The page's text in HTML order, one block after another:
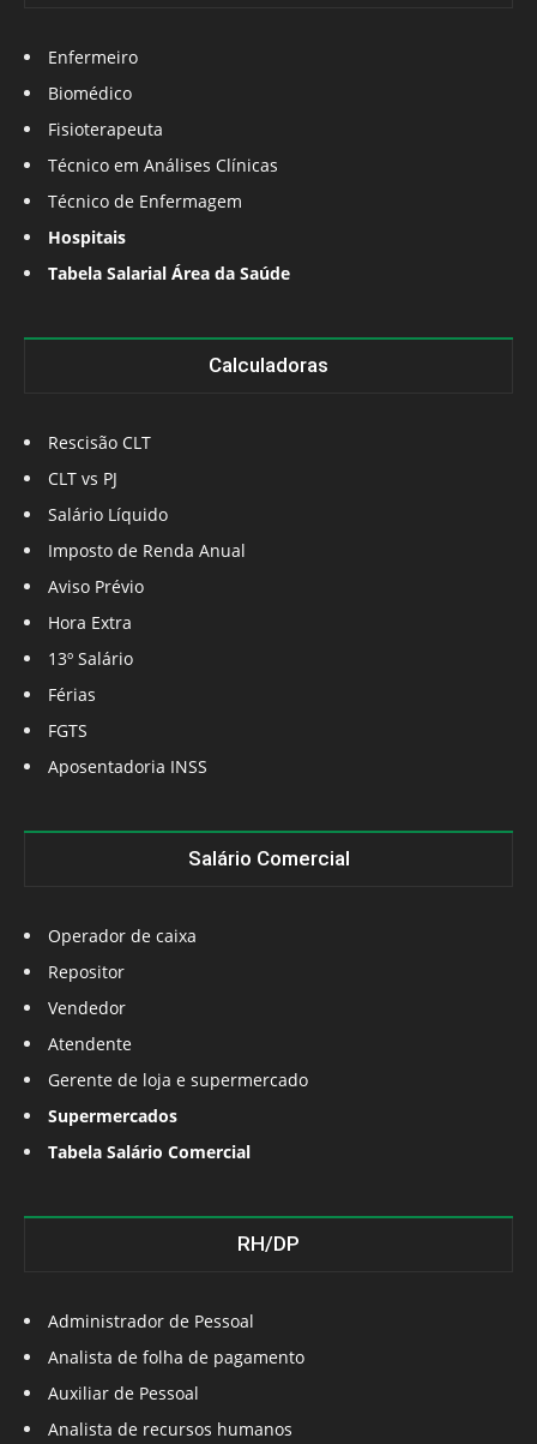
Enfermeiro
Biomédico
Fisioterapeuta
Técnico em Análises Clínicas
Técnico de Enfermagem
Hospitais
Tabela Salarial Área da Saúde
Calculadoras
Rescisão CLT
CLT vs PJ
Salário Líquido
Imposto de Renda Anual
Aviso Prévio
Hora Extra
13º Salário
Férias
FGTS
Aposentadoria INSS
Salário Comercial
Operador de caixa
Repositor
Vendedor
Atendente
Gerente de loja e supermercado
Supermercados
Tabela Salário Comercial
RH/DP
Administrador de Pessoal
Analista de folha de pagamento
Auxiliar de Pessoal
Analista de recursos humanos